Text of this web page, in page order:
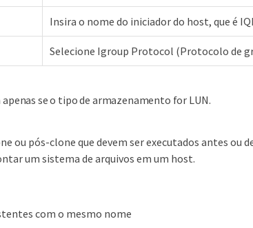
Insira o nome do iniciador do host, que é
Selecione Igroup Protocol (Protocolo de
se o tipo de armazenamento for LUN.
ou pós-clone que devem ser executados antes ou
um sistema de arquivos em um host.
com o mesmo nome